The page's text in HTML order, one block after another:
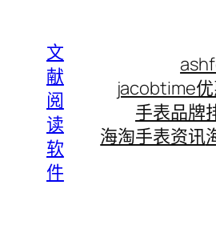
content
文
献
阅
读
软
件
jacobtime
手表品牌
海淘手表资讯